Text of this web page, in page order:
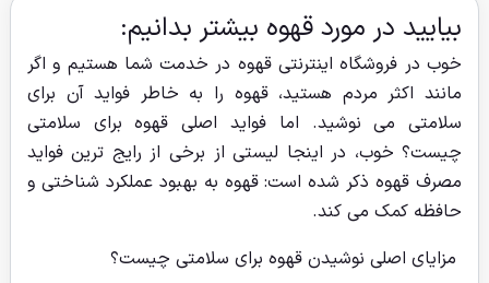
بیایید در مورد قهوه بیشتر بدانیم:
خوب در فروشگاه اینترنتی قهوه در خدمت شما هستیم و اگر
مانند اکثر مردم هستید، قهوه را به خاطر فواید آن برای
سلامتی می نوشید. اما فواید اصلی قهوه برای سلامتی
چیست؟ خوب، در اینجا لیستی از برخی از رایج ترین فواید
مصرف قهوه ذکر شده است: قهوه به بهبود عملکرد شناختی و
حافظه کمک می کند.
مزایای اصلی نوشیدن قهوه برای سلامتی چیست؟